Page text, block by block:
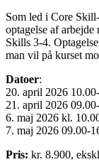
Som led i Core
optagelse af
Skills 3-4.
man vil på kurset
Datoer:
20. april 2026
21. april 2026
6. maj 2026 kl.
7. maj 2026 09.00-
Pris: kr. 8.900,